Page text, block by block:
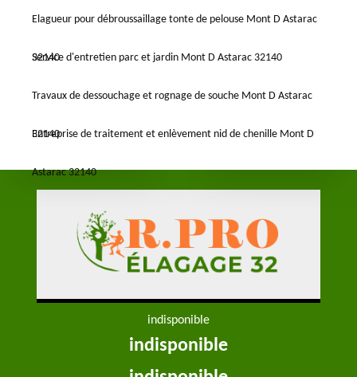
Elagueur pour débroussaillage tonte de pelouse Mont D Astarac
32140
Service d'entretien parc et jardin Mont D Astarac 32140
Travaux de dessouchage et rognage de souche Mont D Astarac
32140
Entreprise de traitement et enlèvement nid de chenille Mont D
Astarac 32140
indisponible
indisponible